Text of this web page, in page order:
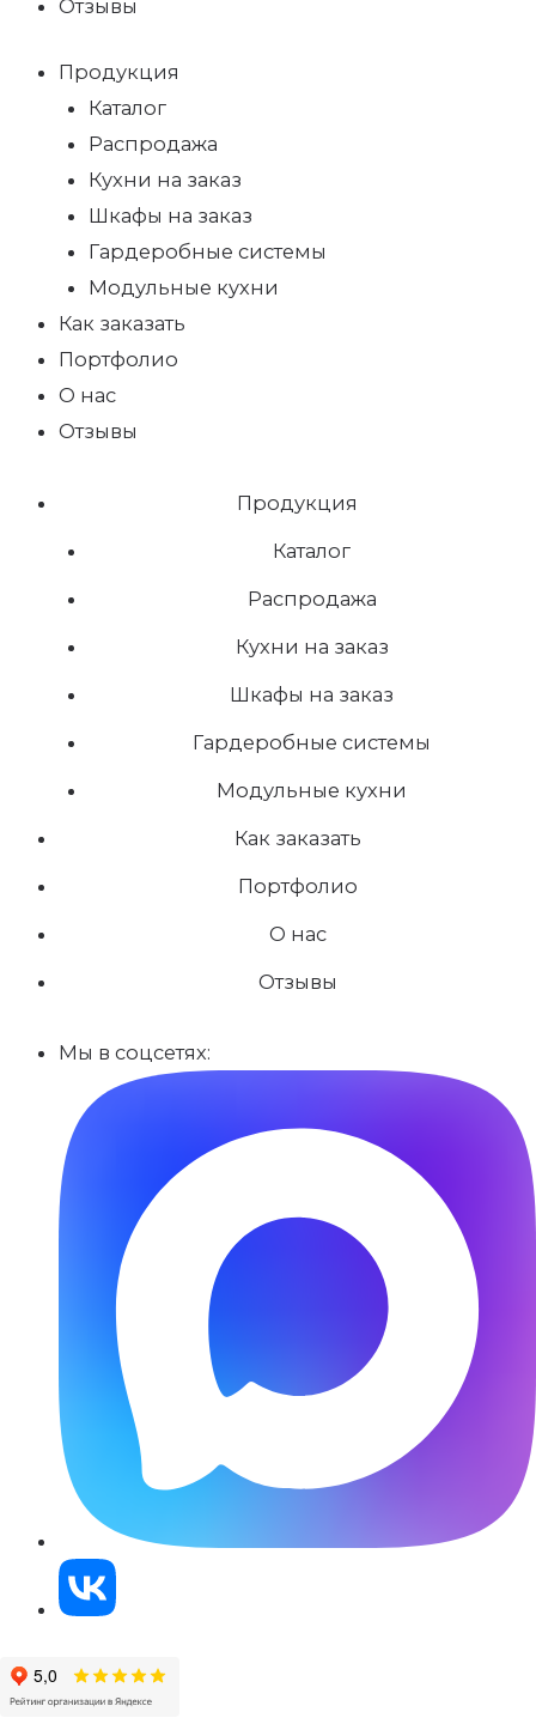
Отзывы
Продукция
Каталог
Распродажа
Кухни на заказ
Шкафы на заказ
Гардеробные системы
Модульные кухни
Как заказать
Портфолио
О нас
Отзывы
Продукция
Каталог
Распродажа
Кухни на заказ
Шкафы на заказ
Гардеробные системы
Модульные кухни
Как заказать
Портфолио
О нас
Отзывы
Мы в соцсетях: